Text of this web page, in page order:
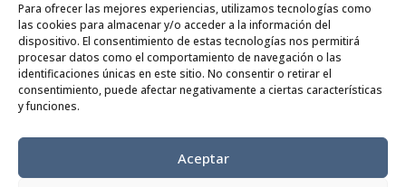
Para ofrecer las mejores experiencias, utilizamos tecnologías como
las cookies para almacenar y/o acceder a la información del
dispositivo. El consentimiento de estas tecnologías nos permitirá
procesar datos como el comportamiento de navegación o las
identificaciones únicas en este sitio. No consentir o retirar el
consentimiento, puede afectar negativamente a ciertas características
y funciones.
Aceptar
+34 656 79 07 36
SARE SOZIALAK / REDES
SOCIALES/